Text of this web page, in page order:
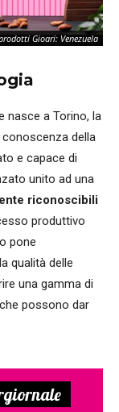
Gioari: Venezuela
nasce a Torino, la
della
e capace di
unito ad una
riconoscibili
produttivo
pone
qualità delle
una gamma di
possono dar